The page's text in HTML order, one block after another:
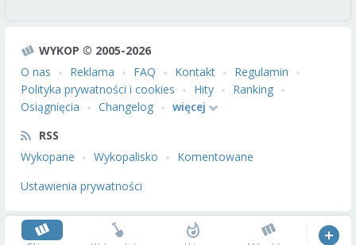
WYKOP © 2005-2026
O nas
Reklama FAQ Kontakt
Regulamin
Polityka prywatności i cookies
Hity
Ranking
Osiągnięcia
Changelog
więcej
RSS
Wykopane
Wykopalisko
Komentowane
Ustawienia prywatności